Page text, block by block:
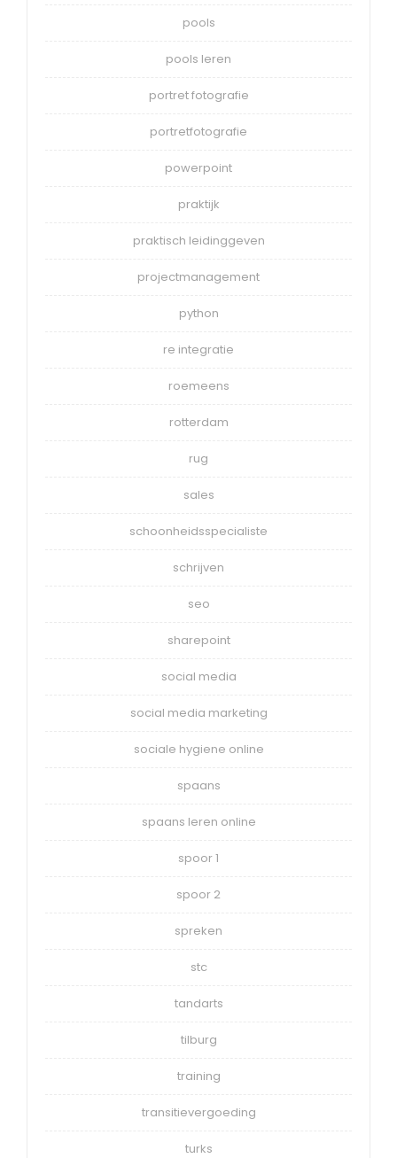
pools
pools leren
portret fotografie
portretfotografie
powerpoint
praktijk
praktisch leidinggeven
projectmanagement
python
re integratie
roemeens
rotterdam
rug
sales
schoonheidsspecialiste
schrijven
seo
sharepoint
social media
social media marketing
sociale hygiene online
spaans
spaans leren online
spoor 1
spoor 2
spreken
stc
tandarts
tilburg
training
transitievergoeding
turks